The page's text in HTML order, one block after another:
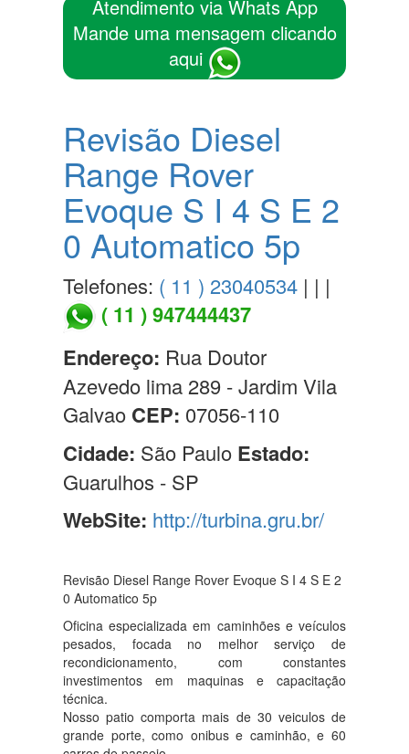
Atendimento via Whats App
Mande uma mensagem clicando
aqui
Revisão Diesel
Range Rover
Evoque S I 4 S E 2
0 Automatico 5p
Telefones: ( 11 ) 23040534 | | |
( 11 ) 947444437
Endereço: Rua Doutor
Azevedo lima 289 - Jardim Vila
Galvao CEP: 07056-110
Cidade: São Paulo Estado:
Guarulhos - SP
WebSite: http://turbina.gru.br/
Revisão Diesel Range Rover Evoque S I 4 S E 2
0 Automatico 5p
Oficina especializada em caminhões e veículos
pesados, focada no melhor serviço de
recondicionamento, com constantes
investimentos em maquinas e capacitação
técnica.
Nosso patio comporta mais de 30 veiculos de
grande porte, como onibus e caminhão, e 60